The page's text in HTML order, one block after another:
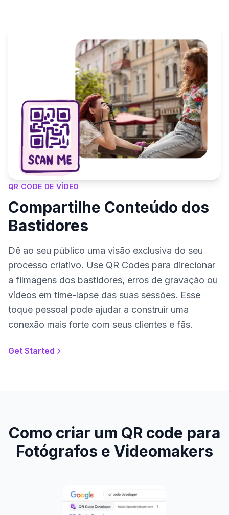
QR CODE DE VÍDEO
Compartilhe Conteúdo dos
Bastidores
Dê ao seu público uma visão exclusiva do seu
processo criativo. Use QR Codes para direcionar
a filmagens dos bastidores, erros de gravação ou
vídeos em time-lapse das suas sessões. Esse
toque pessoal pode ajudar a construir uma
conexão mais forte com seus clientes e fãs.
Get Started
Como criar um QR code para
Fotógrafos e Videomakers